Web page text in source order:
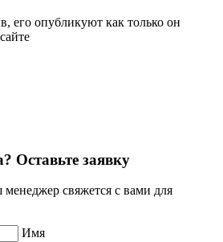
его опубликуют как только он
Оставьте заявку
свяжется с вами для
Имя